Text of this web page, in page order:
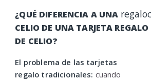
¿QUÉ DIFERENCIA A UNA
CELIO DE UNA TARJETA
DE CELIO?
El problema de las tarjetas
regalo tradicionales: cuando